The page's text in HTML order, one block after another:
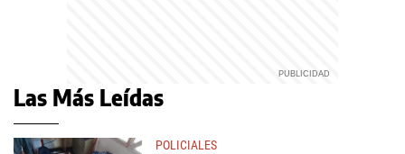
Las Más Leídas
POLICIALES